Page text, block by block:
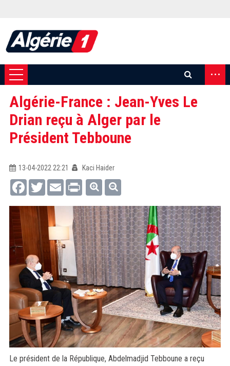
...
Algérie-France : Jean-Yves Le
Drian reçu à Alger par le
Président Tebboune
13-04-2022 22:21
Kaci Haider
FacebookTwitterEmail Print
Le président de la République, Abdelmadjid Tebboune a reçu